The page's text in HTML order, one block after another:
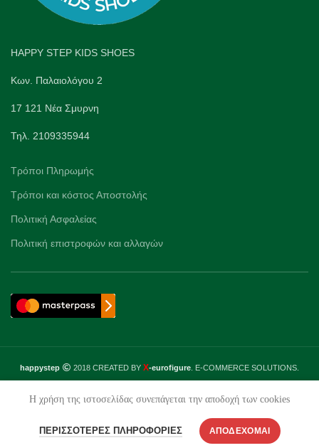
HAPPY STEP KIDS SHOES
Κων. Παλαιολόγου 2
17 121 Νέα Σμυρνη
Τηλ. 2109335944
Τρόποι Πληρωμής
Τρόποι και κόστος Αποστολής
Πολιτική Ασφαλείας
Πολιτική επιστροφών και αλλαγών
happystep 2018 CREATED BY X-eurofigure . E-COMMERCE SOLUTIONS.
Μοναδικές εκπτώσεις έως -70%
Η χρήση της ιστοσελίδας συνεπάγεται την αποδοχή των cookies
ΠΕΡΙΣΣΌΤΕΡΕΣ ΠΛΗΡΟΦΟΡΊΕΣ ΑΠΟΔΈΧΟΜΑΙ